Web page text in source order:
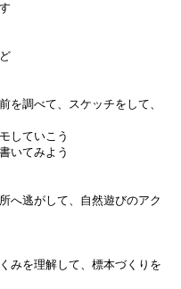
を調べて、スケッチをして、
していこう
いてみよう
へ逃がして、自然遊びのアク
みを理解して、標本づくりを